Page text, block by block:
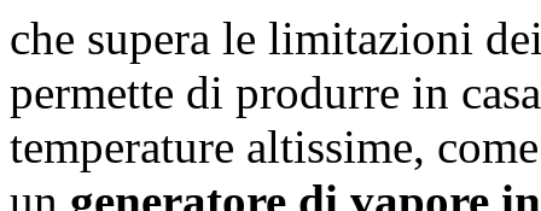
che supera le limitazioni
permette di produrre in
temperature altissime,
un generatore di vapore